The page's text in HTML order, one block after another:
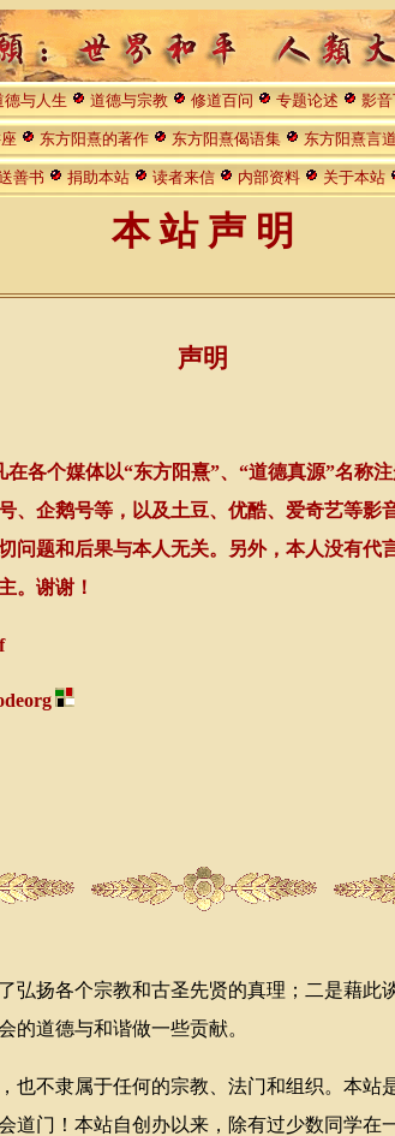
德与人生 道德与宗教 修道百问 专题论述 影
东方阳熹的著作 东方阳熹偈语集 东方阳熹言
善书 捐助本站 读者来信 内部资料 关于本站
本 站 声 明
声明
在各个媒体以“东方阳熹”、“道德真源”名称
、企鹅号等，以及土豆、优酷、爱奇艺等影
问题和后果与本人无关。另外，本人没有代
。谢谢！
扬各个宗教和古圣先贤的真理；二是藉此
的道德与和谐做一些贡献。
不隶属于任何的宗教、法门和组织。本站
道门！本站自创办以来，除有过少数同学在